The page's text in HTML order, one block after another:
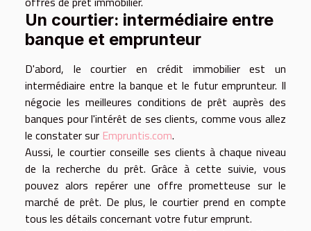
Un courtier: intermédiaire entre
banque et emprunteur
D'abord, le courtier en crédit immobilier est un
intermédiaire entre la banque et le futur emprunteur. Il
négocie les meilleures conditions de prêt auprès des
banques pour l'intérêt de ses clients, comme vous allez
le constater sur Empruntis.com.
Aussi, le courtier conseille ses clients à chaque niveau
de la recherche du prêt. Grâce à cette suivie, vous
pouvez alors repérer une offre prometteuse sur le
marché de prêt. De plus, le courtier prend en compte
tous les détails concernant votre futur emprunt.